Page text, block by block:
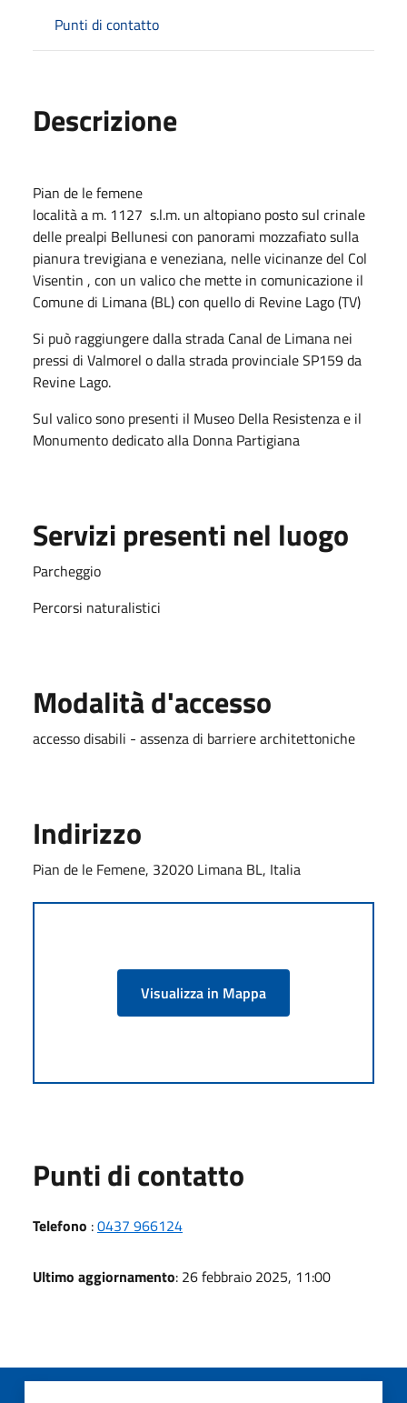
Punti di contatto
Descrizione
Pian de le femene
località a m. 1127 s.l.m. un altopiano posto sul crinale
delle prealpi Bellunesi con panorami mozzafiato sulla
pianura trevigiana e veneziana, nelle vicinanze del Col
Visentin , con un valico che mette in comunicazione il
Comune di Limana (BL) con quello di Revine Lago (TV)
Si può raggiungere dalla strada Canal de Limana nei
pressi di Valmorel o dalla strada provinciale SP159 da
Revine Lago.
Sul valico sono presenti il Museo Della Resistenza e il
Monumento dedicato alla Donna Partigiana
Servizi presenti nel luogo
Parcheggio
Percorsi naturalistici
Modalità d'accesso
accesso disabili - assenza di barriere architettoniche
Indirizzo
Pian de le Femene, 32020 Limana BL, Italia
Visualizza in Mappa
Punti di contatto
Telefono :0437 966124
Ultimo aggiornamento: 26 febbraio 2025, 11:00